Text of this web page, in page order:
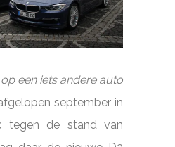
een iets andere auto
september in
tegen de stand van